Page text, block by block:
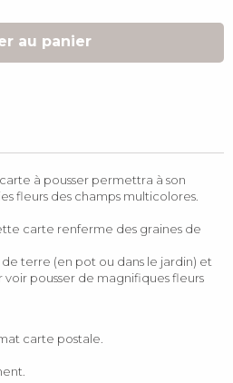
au panier
à pousser permettra à son
fleurs des champs multicolores.
carte renferme des graines de
terre (en pot ou dans le jardin) et
pousser de magnifiques fleurs
carte postale.